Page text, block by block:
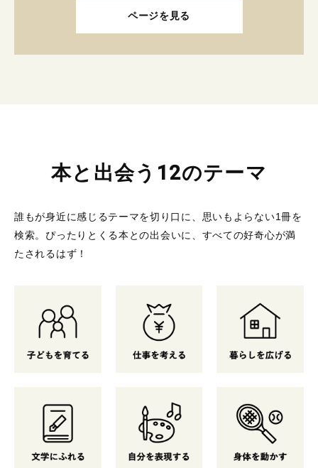
ページを見る
本と出会う12のテーマ
誰もが身近に感じるテーマを切り口に、思いもよらない1冊を
検索。 ぴったりとくる本との出会いに、すべての好奇心が満
たされるはず！